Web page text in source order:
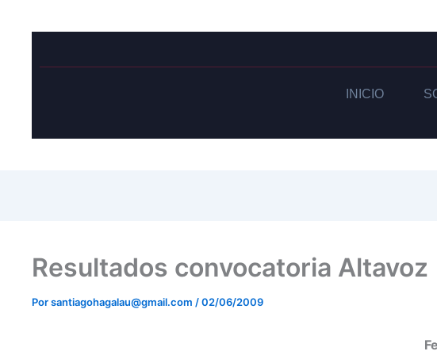
INICIO
Resultados convocatoria Altavoz
Porsantiagohagalau@gmail.com /02/06/2009